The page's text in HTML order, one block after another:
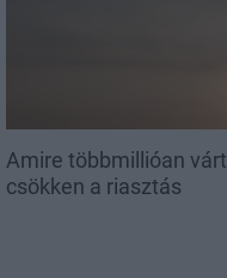
Amire többmillióan
csökken a riasztás